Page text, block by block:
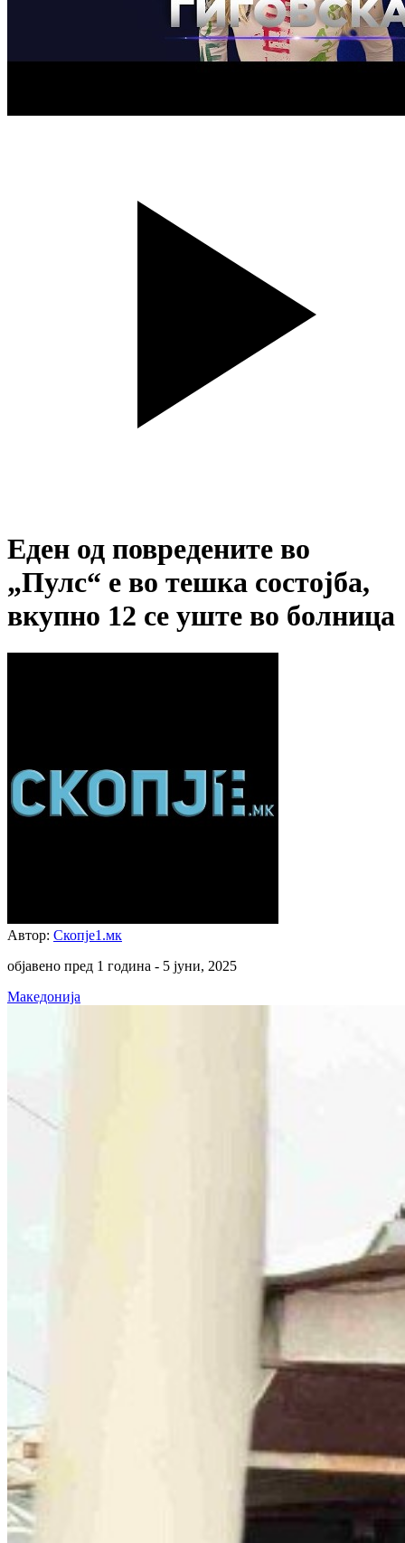
Еден од повредените во
„Пулс“ е во тешка состојба,
вкупно 12 се уште во болница
Автор: Скопје1.мк
објавено пред 1 година - 5 јуни, 2025
Македонија